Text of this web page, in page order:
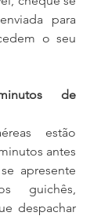
para
o seu
de
antes
apresente
guichês,
despachar